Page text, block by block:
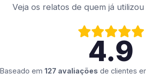
Veja os relatos de quem já
4.9
Baseado em 127 avaliações de clientes